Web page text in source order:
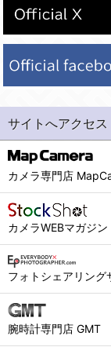
サイトへアクセス
カメラ専門店
カメラWEBマガジン
フォトシェアリング
腕時計専門店 GMT